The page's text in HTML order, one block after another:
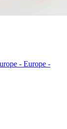
- Europe -